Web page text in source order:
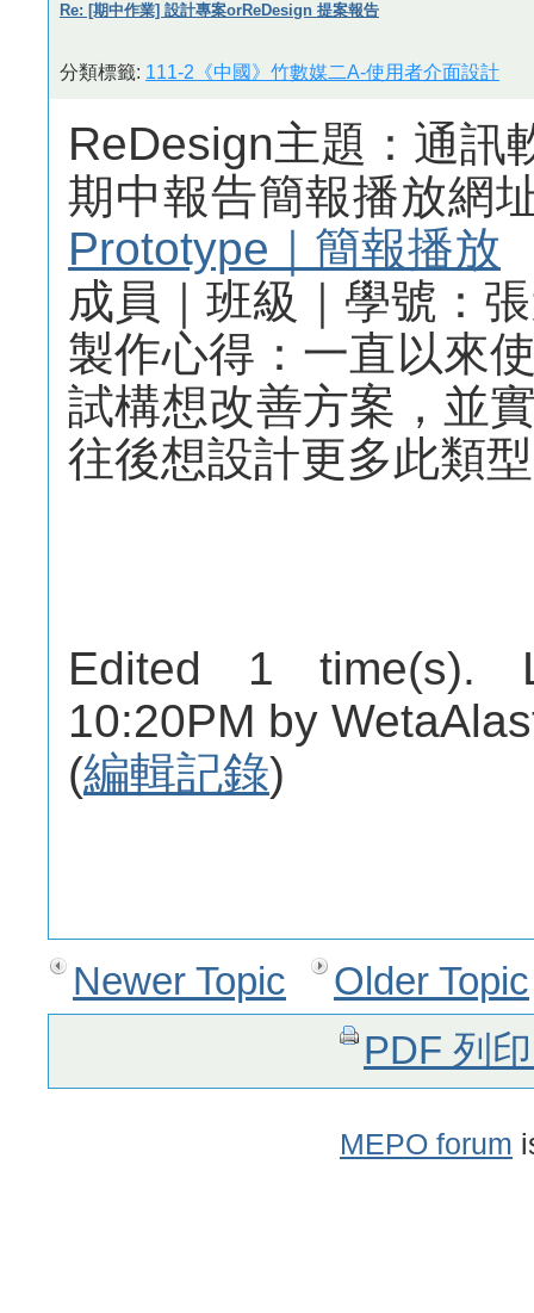
Re: [期中作業] 設計專案orReDesign 提案報告
分類標籤: 111-2《中國》竹數媒二A-使用者介面設計
ReDesign主題：通訊
期中報告簡報播放網
Prototype｜簡報播放
成員｜班級｜學號：
製作心得：一直以來
試構想改善方案，並
往後想設計更多此類
Edited 1 time(s).
10:20PM by
(編輯記錄)
Newer Topic
Older Topic
PDF 列
MEPO forum